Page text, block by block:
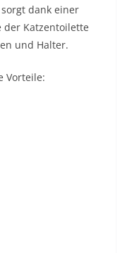
dank einer
der Katzentoilette
und Halter.
Vorteile: